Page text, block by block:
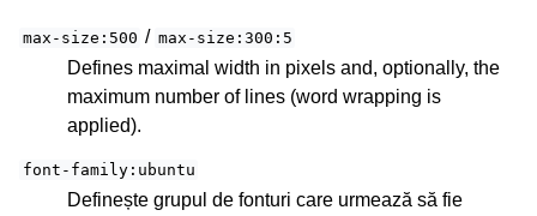
max-size:500 / max-size:300:5
Defines maximal width in pixels and, optionally, the
maximum number of lines (word wrapping is
applied).
font-family:ubuntu
Definește grupul de fonturi care urmează să fie